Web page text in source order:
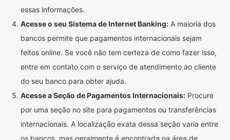
essas informações.
Acesse o seu Sistema de Internet Banking: A maioria dos
bancos permite que pagamentos internacionais sejam
feitos online. Se você não tem certeza de como fazer isso,
entre em contato com o serviço de atendimento ao cliente
do seu banco para obter ajuda.
Acesse a Seção de Pagamentos Internacionais: Procure
por uma seção no site para pagamentos ou transferências
internacionais. A localização exata dessa seção varia entre
os bancos, mas geralmente é encontrada na área de